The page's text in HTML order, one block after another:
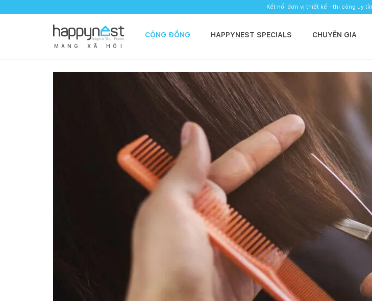
Kết nối đơn vị thiết kế - thi công uy
M Ạ N G X Ã H Ộ I
CỘNG ĐỒNG HAPPYNEST SPECIALS CHUYÊN GIA